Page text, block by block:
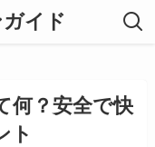
イド
何？安全で快
ト